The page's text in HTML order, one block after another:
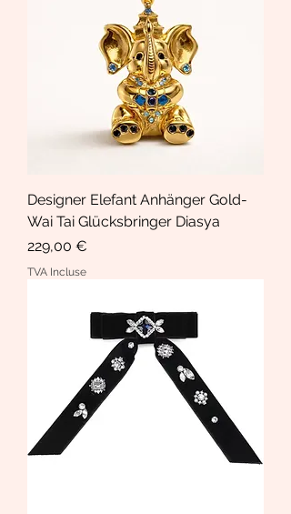
Designer Elefant Anhänger Gold-
Wai Tai Glücksbringer Diasya
Prix
229,00 €
TVA Incluse